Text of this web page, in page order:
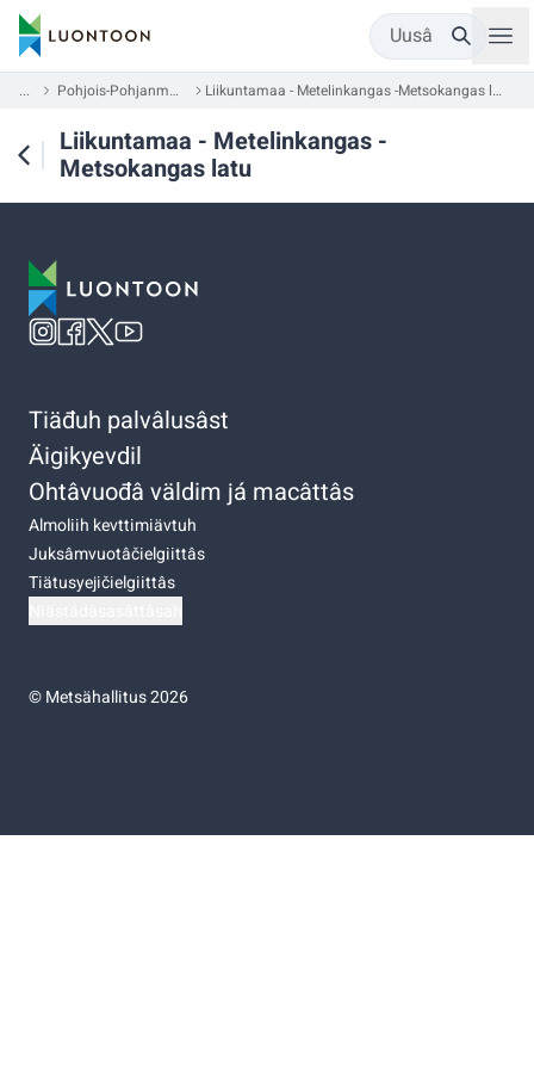
Uusâ
... Pohjois-Pohjanmaa Liikuntamaa - Metelinkangas -Metsokangas latu
Liikuntamaa - Metelinkangas -
Metsokangas latu
Tiäđuh palvâlusâst
Äigikyevdil
Ohtâvuođâ väldim já macâttâs
Almoliih kevttimiävtuh
Juksâmvuotâčielgiittâs
Tiätusyejičielgiittâs
©Metsähallitus 2026